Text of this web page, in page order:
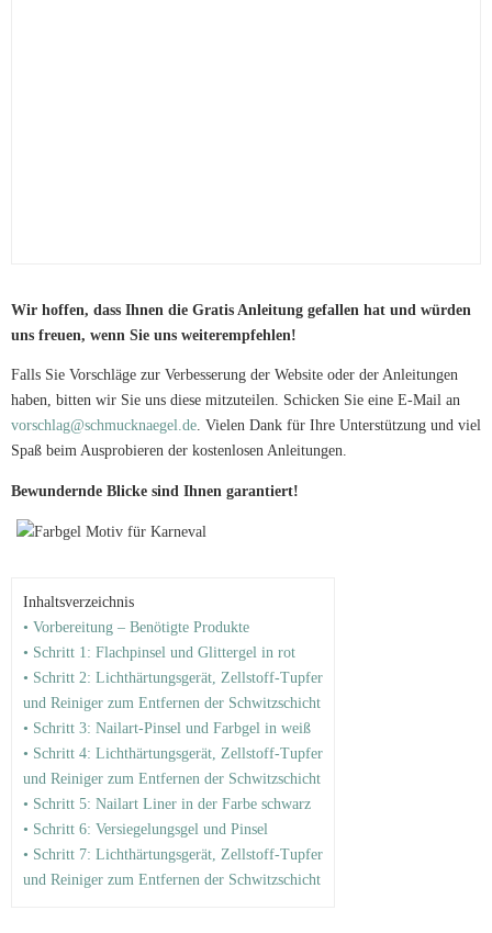
Wir hoffen, dass Ihnen die Gratis Anleitung gefallen hat und würden
uns freuen, wenn Sie uns weiterempfehlen!
Falls Sie Vorschläge zur Verbesserung der Website oder der Anleitungen
haben, bitten wir Sie uns diese mitzuteilen. Schicken Sie eine E-Mail an
vorschlag@schmucknaegel.de. Vielen Dank für Ihre Unterstützung und viel
Spaß beim Ausprobieren der kostenlosen Anleitungen.
Bewundernde Blicke sind Ihnen garantiert!
Inhaltsverzeichnis
• Vorbereitung – Benötigte Produkte
• Schritt 1: Flachpinsel und Glittergel in rot
• Schritt 2: Lichthärtungsgerät, Zellstoff-Tupfer
und Reiniger zum Entfernen der Schwitzschicht
• Schritt 3: Nailart-Pinsel und Farbgel in weiß
• Schritt 4: Lichthärtungsgerät, Zellstoff-Tupfer
und Reiniger zum Entfernen der Schwitzschicht
• Schritt 5: Nailart Liner in der Farbe schwarz
• Schritt 6: Versiegelungsgel und Pinsel
• Schritt 7: Lichthärtungsgerät, Zellstoff-Tupfer
und Reiniger zum Entfernen der Schwitzschicht